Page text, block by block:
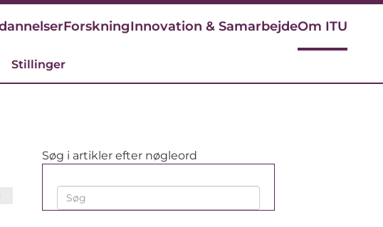
ForskningInnovation & SamarbejdeOm ITU
Stillinger
Søg i artikler efter nøgleord